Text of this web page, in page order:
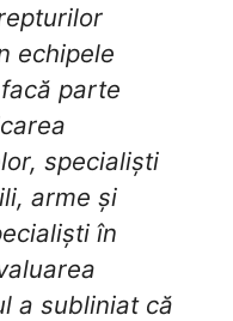
echipele
parte
specialiști
arme și
în
a subliniat că